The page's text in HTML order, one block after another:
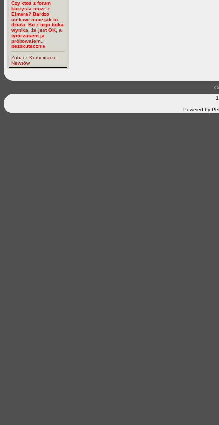
Czy ktoś z forum
korzysta może z
Elmera? Bardzo
ciekawi mnie jak to
działa. Bo z tego tutka
wynika, że jest OK, a
tymczasem ja
próbowałem...
bezskutecznie
Zobacz Komentarze
Newsów
Powered by